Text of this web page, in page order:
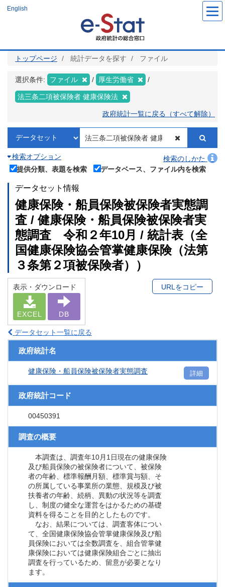
ツ
English
トップページ 統計データを探す ファイル
選択条件: ファイル 厚生労働省
法三条二項被保険者 健康保険法
政府統計一覧に戻る（すべて解除）
検索オプション
検索のしかた
提供分類、表題を検索
データベース、ファイル内を検索
データセット情報
健康保険・船員保険被保険者実態調
査 / 健康保険・船員保険被保険者実
態調査 令和２年10月 / 統計表（全
国健康保険協会管掌健康保険（法第
３条第２項被保険者））
表示・ダウンロード
EXCEL DB
URLをコピー
データセット一覧に戻る
政府統計名
健康保険・船員保険被保険者実態調査 詳細
政府統計コード
00450391
調査の概要
本調査は、調査年10月1日現在の健康保険
及び船員保険の被保険者について、被保険
者の年齢、標準報酬月額、標準賞与額、そ
の所属している事業所の業態、規模及び被
扶養者の年齢、続柄、異動の状況等を調査
し、制度の健全な運営をはかるための基礎
資料を得ることを目的としたものです。
なお、結果については、調査客体につい
て、全国健康保険協会管掌健康保険及び船
員保険においては全数調査を、組合管掌健
康保険においては健康保険組合ごとに抽出
調査を行っているため、留意が必要となり
ます。